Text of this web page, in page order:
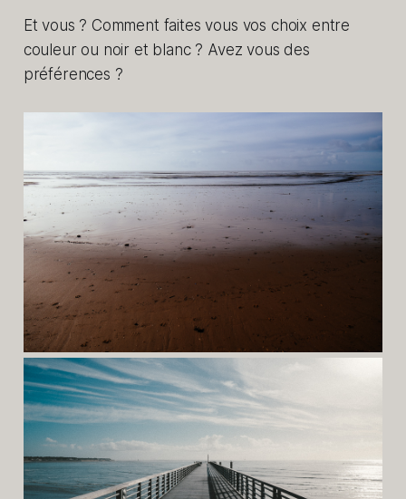
Et vous ? Comment faites vous vos choix entre
couleur ou noir et blanc ? Avez vous des
préférences ?